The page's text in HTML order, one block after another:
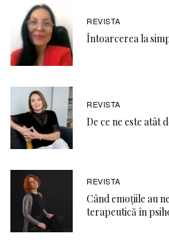
REVISTA
Întoarcerea la
REVISTA
De ce ne este atât
REVISTA
Când emoţiile au
terapeutică în